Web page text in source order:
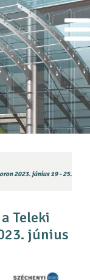
2023. június 19 - 25.
Teleki
június